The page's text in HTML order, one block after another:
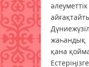
жаһандық
қана